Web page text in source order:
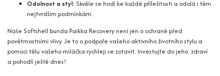
Odolnost a styl: Skvěle se hodí ke každé příležitosti a odolá i těm
nejtvrdším podmínkám.
Naše Softshell bunda Paikka Recovery není jen o ochraně před
povětrnostními vlivy. Je to o podpoře vašeho aktivního životního stylu a
pomoci tělu vašeho miláčka rychleji se zotavit. Investujte do jeho zdraví
a pohodlí ještě dnes!